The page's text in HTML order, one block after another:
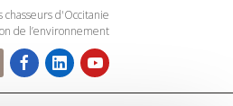
chasseurs d'Occitanie
de l’environnement